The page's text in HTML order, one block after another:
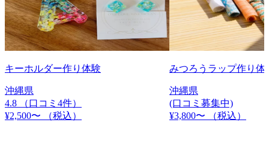
キーホルダー作り体験
沖縄県
4.8
（口コミ4件）
¥2,500〜
（税込）
みつろうラップ作り体
沖縄県
(口コミ募集中)
¥3,800〜
（税込）